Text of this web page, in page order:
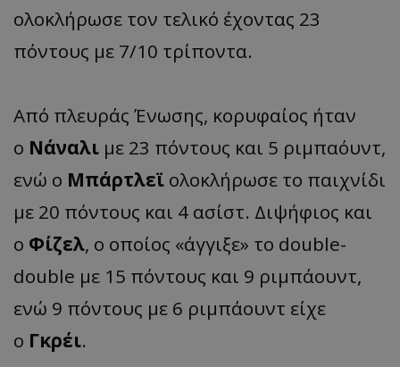
ολοκλήρωσε τον τελικό έχοντας 23
πόντους με 7/10 τρίποντα.
Από πλευράς Ένωσης, κορυφαίος ήταν
ο Νάναλι με 23 πόντους και 5 ριμπαόυντ,
ενώ ο Μπάρτλεϊ ολοκλήρωσε το παιχνίδι
με 20 πόντους και 4 ασίστ. Διψήφιος και
ο Φίζελ, ο οποίος «άγγιξε» το double-
double με 15 πόντους και 9 ριμπάουντ,
ενώ 9 πόντους με 6 ριμπάουντ είχε
ο Γκρέι.